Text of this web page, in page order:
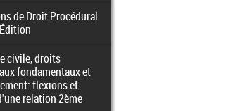
de Droit Procédural
civile, droits
fondamentaux et
flexions et
relation 2ème